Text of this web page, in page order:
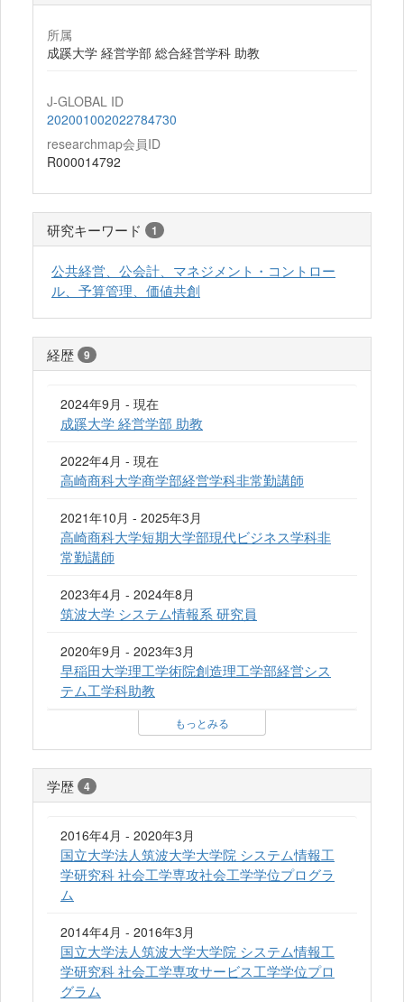
所属
成蹊大学 経営学部 総合経営学科 助教
J-GLOBAL ID
202001002022784730
researchmap会員ID
R000014792
研究キーワード 1
公共経営、公会計、マネジメント・コントロー
ル、予算管理、価値共創
経歴 9
2024年9月 - 現在
成蹊大学 経営学部 助教
2022年4月 - 現在
高崎商科大学商学部経営学科非常勤講師
2021年10月 - 2025年3月
高崎商科大学短期大学部現代ビジネス学科非
常勤講師
2023年4月 - 2024年8月
筑波大学 システム情報系 研究員
2020年9月 - 2023年3月
早稲田大学理工学術院創造理工学部経営シス
テム工学科助教
もっとみる
学歴 4
2016年4月 - 2020年3月
国立大学法人筑波大学大学院 システム情報工
学研究科 社会工学専攻社会工学学位プログラ
ム
2014年4月 - 2016年3月
国立大学法人筑波大学大学院 システム情報工
学研究科 社会工学専攻サービス工学学位プロ
グラム